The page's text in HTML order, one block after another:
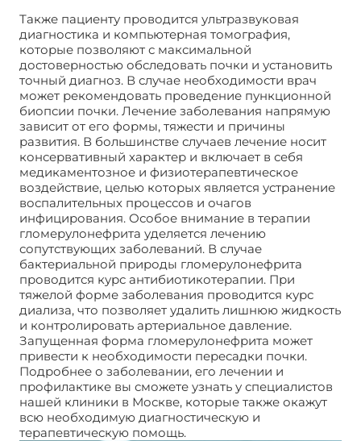
Также пациенту проводится ультразвуковая
диагностика и компьютерная томография,
которые позволяют с максимальной
достоверностью обследовать почки и установить
точный диагноз. В случае необходимости врач
может рекомендовать проведение пункционной
биопсии почки. Лечение заболевания напрямую
зависит от его формы, тяжести и причины
развития. В большинстве случаев лечение носит
консервативный характер и включает в себя
медикаментозное и физиотерапевтическое
воздействие, целью которых является устранение
воспалительных процессов и очагов
инфицирования. Особое внимание в терапии
гломерулонефрита уделяется лечению
сопутствующих заболеваний. В случае
бактериальной природы гломерулонефрита
проводится курс антибиотикотерапии. При
тяжелой форме заболевания проводится курс
диализа, что позволяет удалить лишнюю жидкость
и контролировать артериальное давление.
Запущенная форма гломерулонефрита может
привести к необходимости пересадки почки.
Подробнее о заболевании, его лечении и
профилактике вы сможете узнать у специалистов
нашей клиники в Москве, которые также окажут
всю необходимую диагностическую и
терапевтическую помощь.